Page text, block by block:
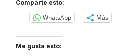
Comparte esto:
WhatsApp Más
Me gusta esto: